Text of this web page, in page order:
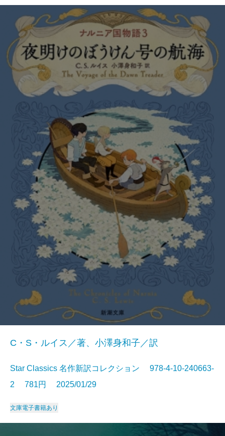
C・S・ルイス／著、小澤身和子／訳
Star Classics 名作新訳コレクション 978-4-10-240663-
2 781円 2025/01/29
文庫電子書籍あり